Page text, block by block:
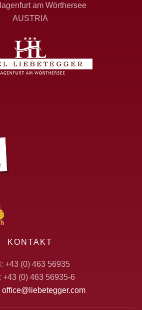
am Wörthersee
AUSTRIA
KONTAKT
+43 (0) 463 56935
+43 (0) 463 56935-6
office@liebetegger.com